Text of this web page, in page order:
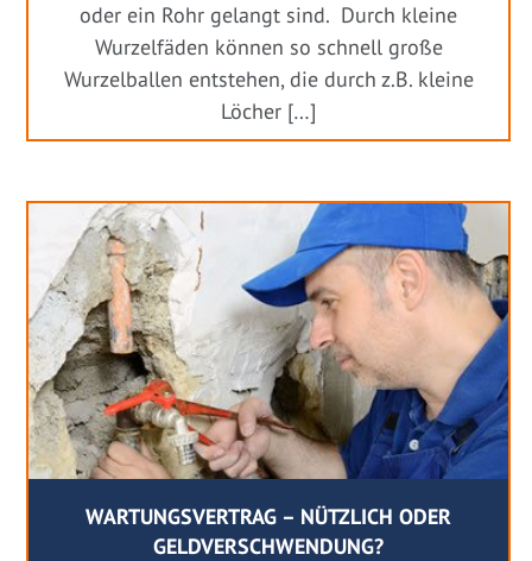
oder ein Rohr gelangt sind. Durch kleine
Wurzelfäden können so schnell große
Wurzelballen entstehen, die durch z.B. kleine
Löcher […]
WARTUNGSVERTRAG – NÜTZLICH ODER
GELDVERSCHWENDUNG?